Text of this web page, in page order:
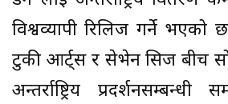
विश्वव्यापी रिलिज गर्ने भएको
टुकी आर्ट्स र सेभेन सिज बीच
अन्तर्राष्ट्रिय प्रदर्शनसम्बन्धी